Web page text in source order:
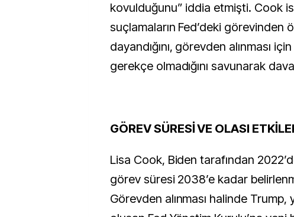
kovulduğunu” iddia etmişti. Cook
suçlamaların Fed’deki görevinden
dayandığını, görevden alınması
gerekçe olmadığını savunarak
GÖREV SÜRESİ VE OLASI
Lisa Cook, Biden tarafından
görev süresi 2038’e kadar
Görevden alınması halinde Trump,